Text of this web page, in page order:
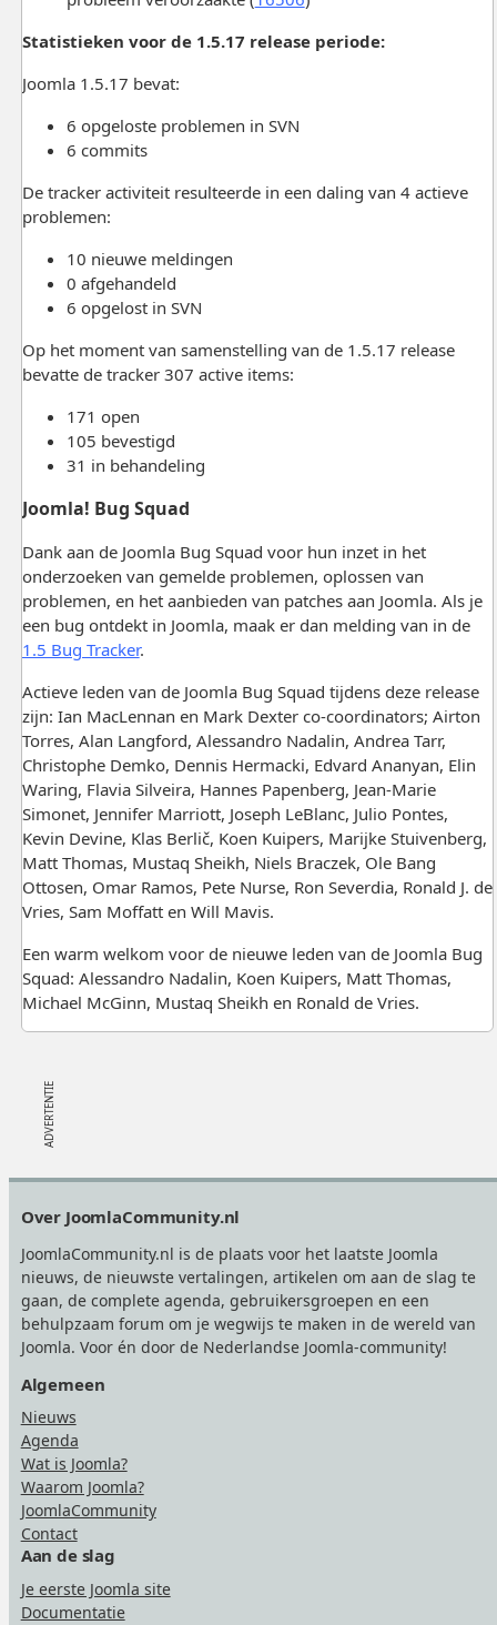
Statistieken voor de 1.5.17 release periode:
Joomla 1.5.17 bevat:
6 opgeloste problemen in SVN
6 commits
De tracker activiteit resulteerde in een daling van 4 actieve
problemen:
10 nieuwe meldingen
0 afgehandeld
6 opgelost in SVN
Op het moment van samenstelling van de 1.5.17 release
bevatte de tracker 307 active items:
171 open
105 bevestigd
31 in behandeling
Joomla! Bug Squad
Dank aan de Joomla Bug Squad voor hun inzet in het
onderzoeken van gemelde problemen, oplossen van
problemen, en het aanbieden van patches aan Joomla. Als je
een bug ontdekt in Joomla, maak er dan melding van in de
1.5 Bug Tracker.
Actieve leden van de Joomla Bug Squad tijdens deze release
zijn: Ian MacLennan en Mark Dexter co-coordinators; Airton
Torres, Alan Langford, Alessandro Nadalin, Andrea Tarr,
Christophe Demko, Dennis Hermacki, Edvard Ananyan, Elin
Waring, Flavia Silveira, Hannes Papenberg, Jean-Marie
Simonet, Jennifer Marriott, Joseph LeBlanc, Julio Pontes,
Kevin Devine, Klas Berlič, Koen Kuipers, Marijke Stuivenberg,
Matt Thomas, Mustaq Sheikh, Niels Braczek, Ole Bang
Ottosen, Omar Ramos, Pete Nurse, Ron Severdia, Ronald J. de
Vries, Sam Moffatt en Will Mavis.
Een warm welkom voor de nieuwe leden van de Joomla Bug
Squad: Alessandro Nadalin, Koen Kuipers, Matt Thomas,
Michael McGinn, Mustaq Sheikh en Ronald de Vries.
Over JoomlaCommunity.nl
JoomlaCommunity.nl is de plaats voor het laatste Joomla
nieuws, de nieuwste vertalingen, artikelen om aan de slag te
gaan, de complete agenda, gebruikersgroepen en een
behulpzaam forum om je wegwijs te maken in de wereld van
Joomla. Voor én door de Nederlandse Joomla-community!
Algemeen
Nieuws
Agenda
Wat is Joomla?
Waarom Joomla?
JoomlaCommunity
Contact
Aan de slag
Je eerste Joomla site
Documentatie